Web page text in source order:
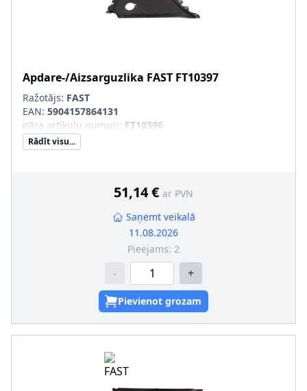
Apdare-/Aizsarguzlika FAST FT10397
Ražotājs: FAST
EAN: 5904157864131
pāra artikulu numuri: FT10396
Rādīt visu...
51,14 € ar PVN
Saņemt veikalā
11.08.2026
Pieejams: 2
- +
Pievienot grozam